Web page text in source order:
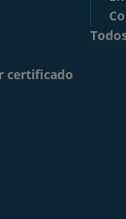
certificado